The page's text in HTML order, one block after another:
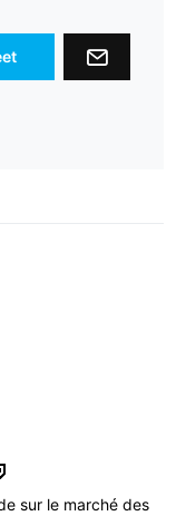
sur le marché des